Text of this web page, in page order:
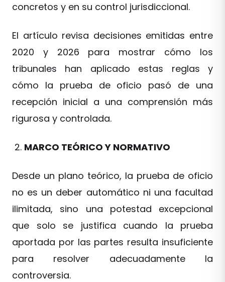
concretos y en su control jurisdiccional.
El artículo revisa decisiones emitidas entre
2020 y 2026 para mostrar cómo los
tribunales han aplicado estas reglas y
cómo la prueba de oficio pasó de una
recepción inicial a una comprensión más
rigurosa y controlada.
MARCO TEÓRICO Y NORMATIVO
Desde un plano teórico, la prueba de oficio
no es un deber automático ni una facultad
ilimitada, sino una potestad excepcional
que solo se justifica cuando la prueba
aportada por las partes resulta insuficiente
para resolver adecuadamente la
controversia.